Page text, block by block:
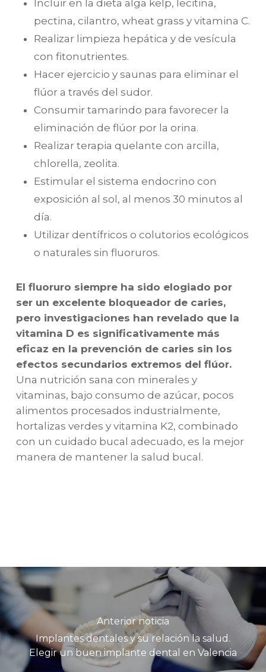
Incluir en la dieta alga kelp, lecitina,
pectina, cilantro, wheat grass y vitamina C.
Realizar limpieza hepática y de vesícula
con fitonutrientes.
Hacer ejercicio y saunas para eliminar el
flúor a través del sudor.
Consumir tamarindo para favorecer la
eliminación de flúor por la orina.
Realizar terapia quelante con arcilla,
chlorella, zeolita.
Estimular el sistema endocrino con
exposición al sol, al menos 30 minutos al
día.
Utilizar dentífricos o colutorios ecológicos
o naturales sin fluoruros.
El fluoruro siempre ha sido elogiado por
ser un excelente bloqueador de caries,
pero investigaciones han revelado que la
vitamina D es significativamente más
eficaz en la prevención de caries sin los
efectos secundarios extremos del flúor.
Una nutrición sana con minerales y
vitaminas, bajo consumo de azúcar, pocos
alimentos procesados industrialmente,
hortalizas verdes y vitamina K2, combinado
con un cuidado bucal adecuado, es la mejor
manera de mantener la salud bucal.
Anterior noticia
Implantes dentales y su relación la salud.
Elegir un buen implante dental en Valencia